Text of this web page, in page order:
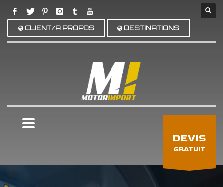
CLIENT/A PROPOS DESTINATIONS
DEVIS
GRATUIT